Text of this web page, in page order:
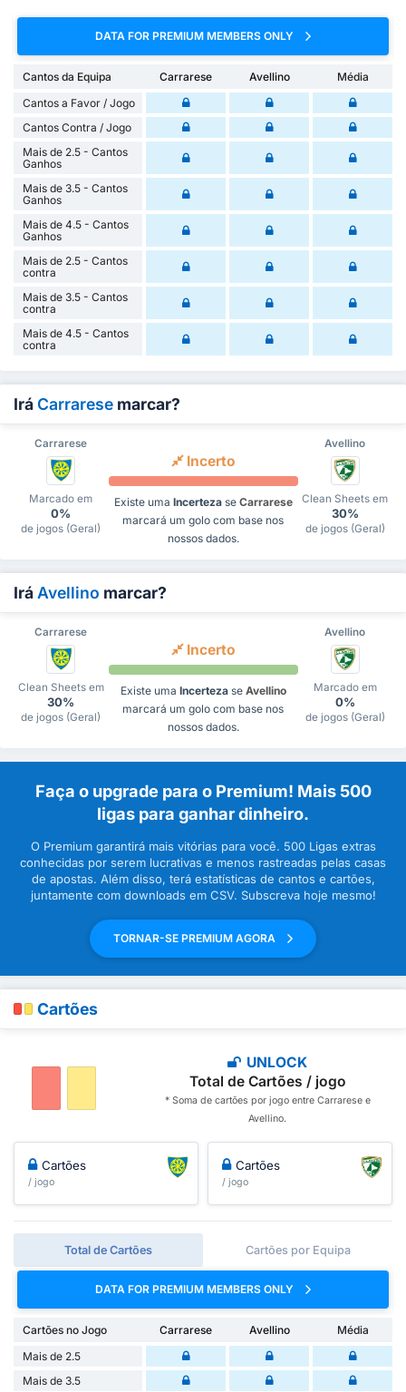
DATA FOR PREMIUM MEMBERS ONLY
Cantos da Equipa Carrarese Avellino
Média
Cantos a Favor / Jogo
Cantos Contra / Jogo
Mais de 2.5 - Cantos
Ganhos
Mais de 3.5 - Cantos
Ganhos
Mais de 4.5 - Cantos
Ganhos
Mais de 2.5 - Cantos
contra
Mais de 3.5 - Cantos
contra
Mais de 4.5 - Cantos
contra
Irá Carrarese marcar?
Carrarese Avellino
Marcado em
0%
de jogos (Geral)
Incerto
Existe uma Incerteza se Carrarese
marcará um golo com base nos
nossos dados.
Clean Sheets em
30%
de jogos (Geral)
Irá Avellino marcar?
Carrarese Avellino
Clean Sheets em
30%
de jogos (Geral)
Incerto
Existe uma Incerteza se Avellino
marcará um golo com base nos
nossos dados.
Marcado em
0%
de jogos (Geral)
Faça o upgrade para o Premium! Mais 500
ligas para ganhar dinheiro.
O Premium garantirá mais vitórias para você. 500 Ligas extras
conhecidas por serem lucrativas e menos rastreadas pelas casas
de apostas. Além disso, terá estatísticas de cantos e cartões,
juntamente com downloads em CSV. Subscreva hoje mesmo!
TORNAR-SE PREMIUM AGORA
Cartões
UNLOCK
Total de Cartões / jogo
* Soma de cartões por jogo entre Carrarese e
Avellino.
Cartões
/ jogo
Cartões
/ jogo
Total de Cartões Cartões por Equipa
DATA FOR PREMIUM MEMBERS ONLY
Cartões no Jogo Carrarese Avellino
Média
Mais de 2.5
Mais de 3.5